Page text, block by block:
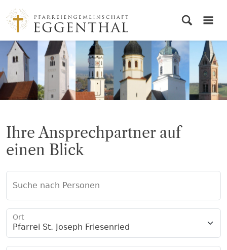
Ihre Ansprechpartner auf
einen Blick
Suche nach Personen
Pfarrei St. Joseph Friesenried
Ort